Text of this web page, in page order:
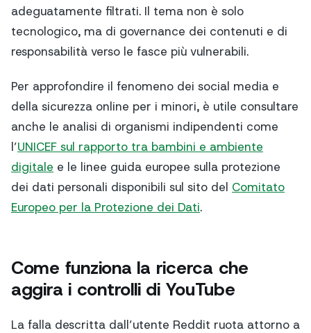
adeguatamente filtrati. Il tema non è solo
tecnologico, ma di governance dei contenuti e di
responsabilità verso le fasce più vulnerabili.
Per approfondire il fenomeno dei social media e
della sicurezza online per i minori, è utile consultare
anche le analisi di organismi indipendenti come
l’UNICEF sul rapporto tra bambini e ambiente
digitale e le linee guida europee sulla protezione
dei dati personali disponibili sul sito del Comitato
Europeo per la Protezione dei Dati.
Come funziona la ricerca che
aggira i controlli di YouTube
La falla descritta dall’utente Reddit ruota attorno a